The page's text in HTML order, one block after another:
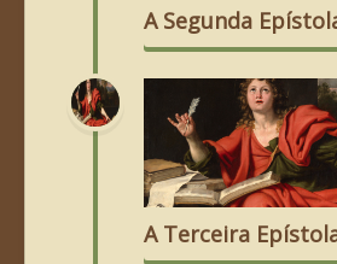
A Segunda
A Terceira